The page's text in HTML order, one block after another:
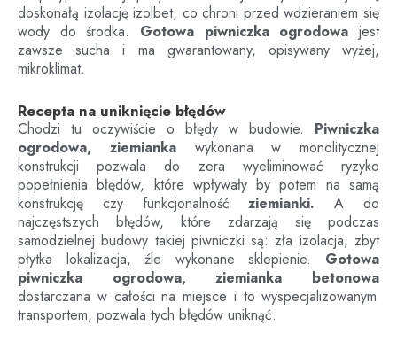
doskonałą izolację izolbet, co chroni przed wdzieraniem się
wody do środka. Gotowa piwniczka ogrodowa jest
zawsze sucha i ma gwarantowany, opisywany wyżej,
mikroklimat.
Recepta na uniknięcie błędów
Chodzi tu oczywiście o błędy w budowie. Piwniczka
ogrodowa, ziemiankawykonana w monolitycznej
konstrukcji pozwala do zera wyeliminować ryzyko
popełnienia błędów, które wpływały by potem na samą
konstrukcję czy funkcjonalnośćziemianki. A do
najczęstszych błędów, które zdarzają się podczas
samodzielnej budowy takiej piwniczki są: zła izolacja, zbyt
płytka lokalizacja, źle wykonane sklepienie. Gotowa
piwniczka ogrodowa, ziemianka betonowa
dostarczana w całości na miejsce i to wyspecjalizowanym
transportem, pozwala tych błędów uniknąć.